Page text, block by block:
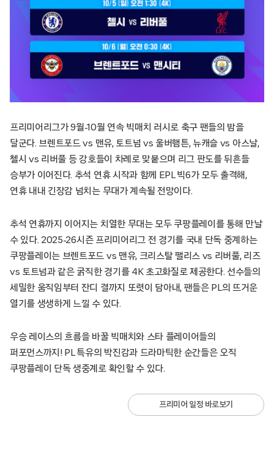
프리미어리그가 9월-10월 연속 빅매치 러시로 축구 팬들의 밤을
달군다. 브렌트포드 vs 맨유, 토트넘 vs 울버햄튼, 뉴캐슬 vs 아스날,
첼시 vs 리버풀 등 강호들이 차례로 맞붙으며 리그 판도를 뒤흔들
승부가 이어진다. 추석 연휴 시작과 함께 EPL 빅6가 모두 출격해,
연휴 내내 긴장감 넘치는 무대가 계속될 전망이다.
추석 연휴까지 이어지는 치열한 무대는 모두 쿠팡플레이를 통해 만날
수 있다. 2025-26시즌 프리미어리그 전 경기를 국내 단독 중계하는
쿠팡플레이는 브렌트포드 vs 맨유, 크리스탈 팰리스 vs 리버풀, 리즈
vs 토트넘과 같은 굵직한 경기를 4K 초고화질로 제공한다. 선수들의
세밀한 움직임부터 잔디 결까지 또렷이 담아내, 팬들은 PL의 뜨거운
열기를 생생하게 느낄 수 있다.
우승 레이스의 흐름을 바꿀 빅매치와 스타 플레이어들의
퍼포먼스까지! PL 특유의 박진감과 드라마틱한 순간들은 오직
쿠팡플레이 단독 생중계로 확인할 수 있다.
프리미어 일정 바로보기